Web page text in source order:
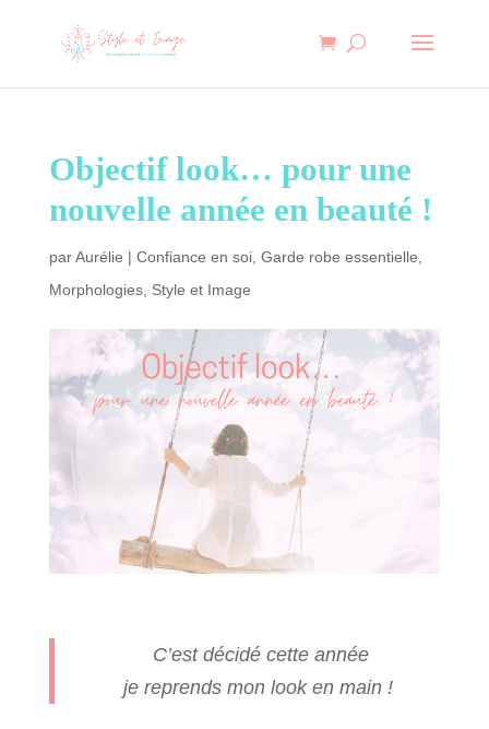
Objectif look… pour une
nouvelle année en beauté !
parAurélie | Confiance en soi, Garde robe essentielle
Morphologies, Style et Image
C’est décidé cette année
je reprends mon look en main !